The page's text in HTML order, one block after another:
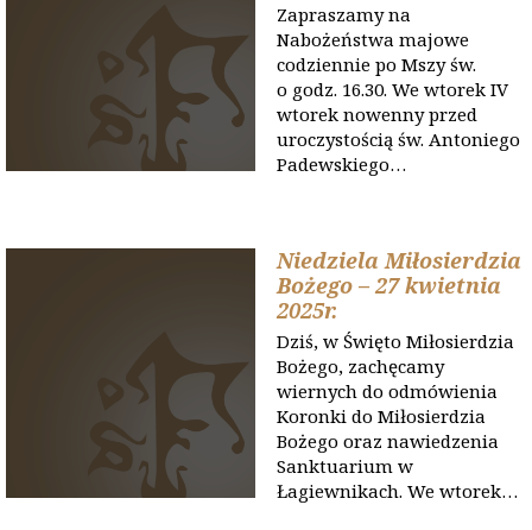
Zapraszamy na
Nabożeństwa majowe
codziennie po Mszy św.
o godz. 16.30. We wtorek IV
wtorek nowenny przed
uroczystością św. Antoniego
Padewskiego…
Niedziela Miłosierdzia
Bożego – 27 kwietnia
2025r.
Dziś, w Święto Miłosierdzia
Bożego, zachęcamy
wiernych do odmówienia
Koronki do Miłosierdzia
Bożego oraz nawiedzenia
Sanktuarium w
Łagiewnikach. We wtorek…